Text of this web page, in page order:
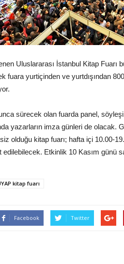
Uluslararası İstanbul Kitap Fuarı
fuara yurtiçinden ve yurtdışından
sürecek olan fuarda panel,
yazarların imza günleri de olacak.
olduğu kitap fuarı; hafta içi 10.00-
edilebilecek. Etkinlik 10 Kasım günü
kitap fuarı
Facebook Twitter